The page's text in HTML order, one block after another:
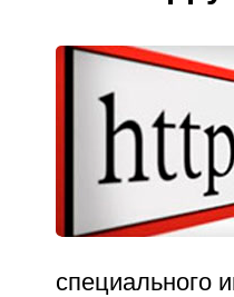
специального